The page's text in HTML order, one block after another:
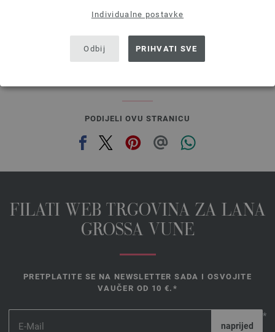
Individualne postavke
Odbij PRIHVATI SVE
4,42 $
bez PDV-a, dodatno troškovi za dostavu, Osnovna cijena:
PODIJELI OVU STRANICU
FILATI WEB TRGOVINA ZA LANA
GROSSA VUNE
PRETPLATITE SE NA NEWSLETTER SADA I OSVOJITE
VAUČER OD 10 €.*
*